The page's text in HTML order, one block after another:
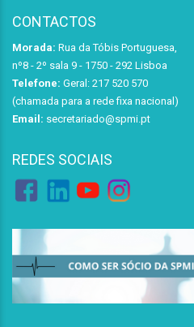
CONTACTOS
Morada: Rua da Tóbis Portuguesa,
nº8 - 2º sala 9 - 1750 - 292 Lisboa
Telefone: Geral: 217 520 570
(chamada para a rede fixa nacional)
Email: secretariado@spmi.pt
REDES SOCIAIS